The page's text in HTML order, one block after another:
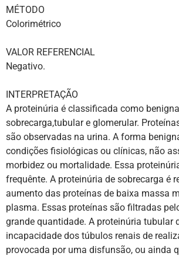
MÉTODO
Colorimétrico
VALOR REFERENCIAL
Negativo.
INTERPRETAÇÃO
A proteinúria é classificada como
sobrecarga,tubular e glomerular.
são observadas na urina. A forma
condições fisiológicas ou clínicas, não
morbidez ou mortalidade. Essa
frequênte. A proteinúria de sobrecarga é
aumento das proteínas de baixa massa
plasma. Essas proteínas são filtradas
grande quantidade. A proteinúria tubular
incapacidade dos túbulos renais de
provocada por uma disfunsão, ou ainda